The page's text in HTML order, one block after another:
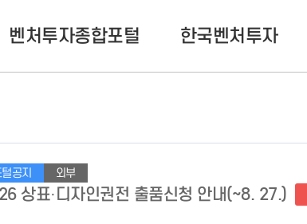
벤처투자종합포털 한국벤처투자
공지 외부
상표·디자인권전 출품신청 안내(~8. 27.)